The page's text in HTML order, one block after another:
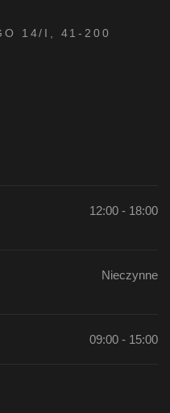
14/I, 41-200
12:00 - 18:00
Nieczynne
09:00 - 15:00